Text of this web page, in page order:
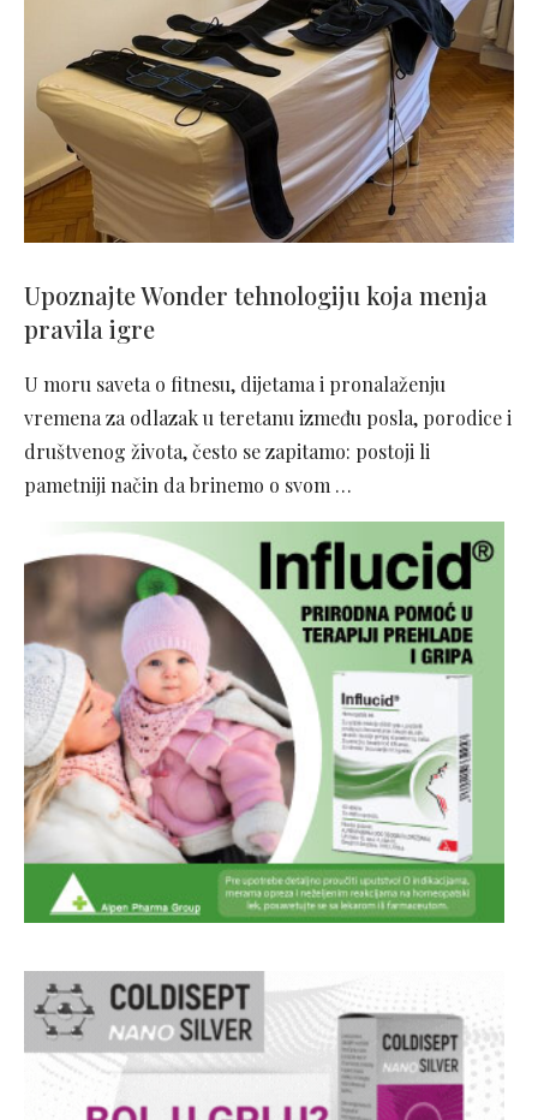
Upoznajte Wonder tehnologiju koja menja
pravila igre
U moru saveta o fitnesu, dijetama i pronalaženju
vremena za odlazak u teretanu između posla, porodice i
društvenog života, često se zapitamo: postoji li
pametniji način da brinemo o svom …